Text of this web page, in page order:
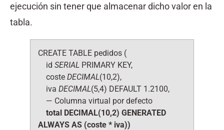
ejecución sin tener que almacenar dicho valor en la
tabla.
CREATE TABLE pedidos (
id SERIAL PRIMARY KEY,
coste DECIMAL(10,2),
iva DECIMAL(5,4) DEFAULT 1.2100,
— Columna virtual por defecto
total DECIMAL(10,2) GENERATED
ALWAYS AS (coste * iva))